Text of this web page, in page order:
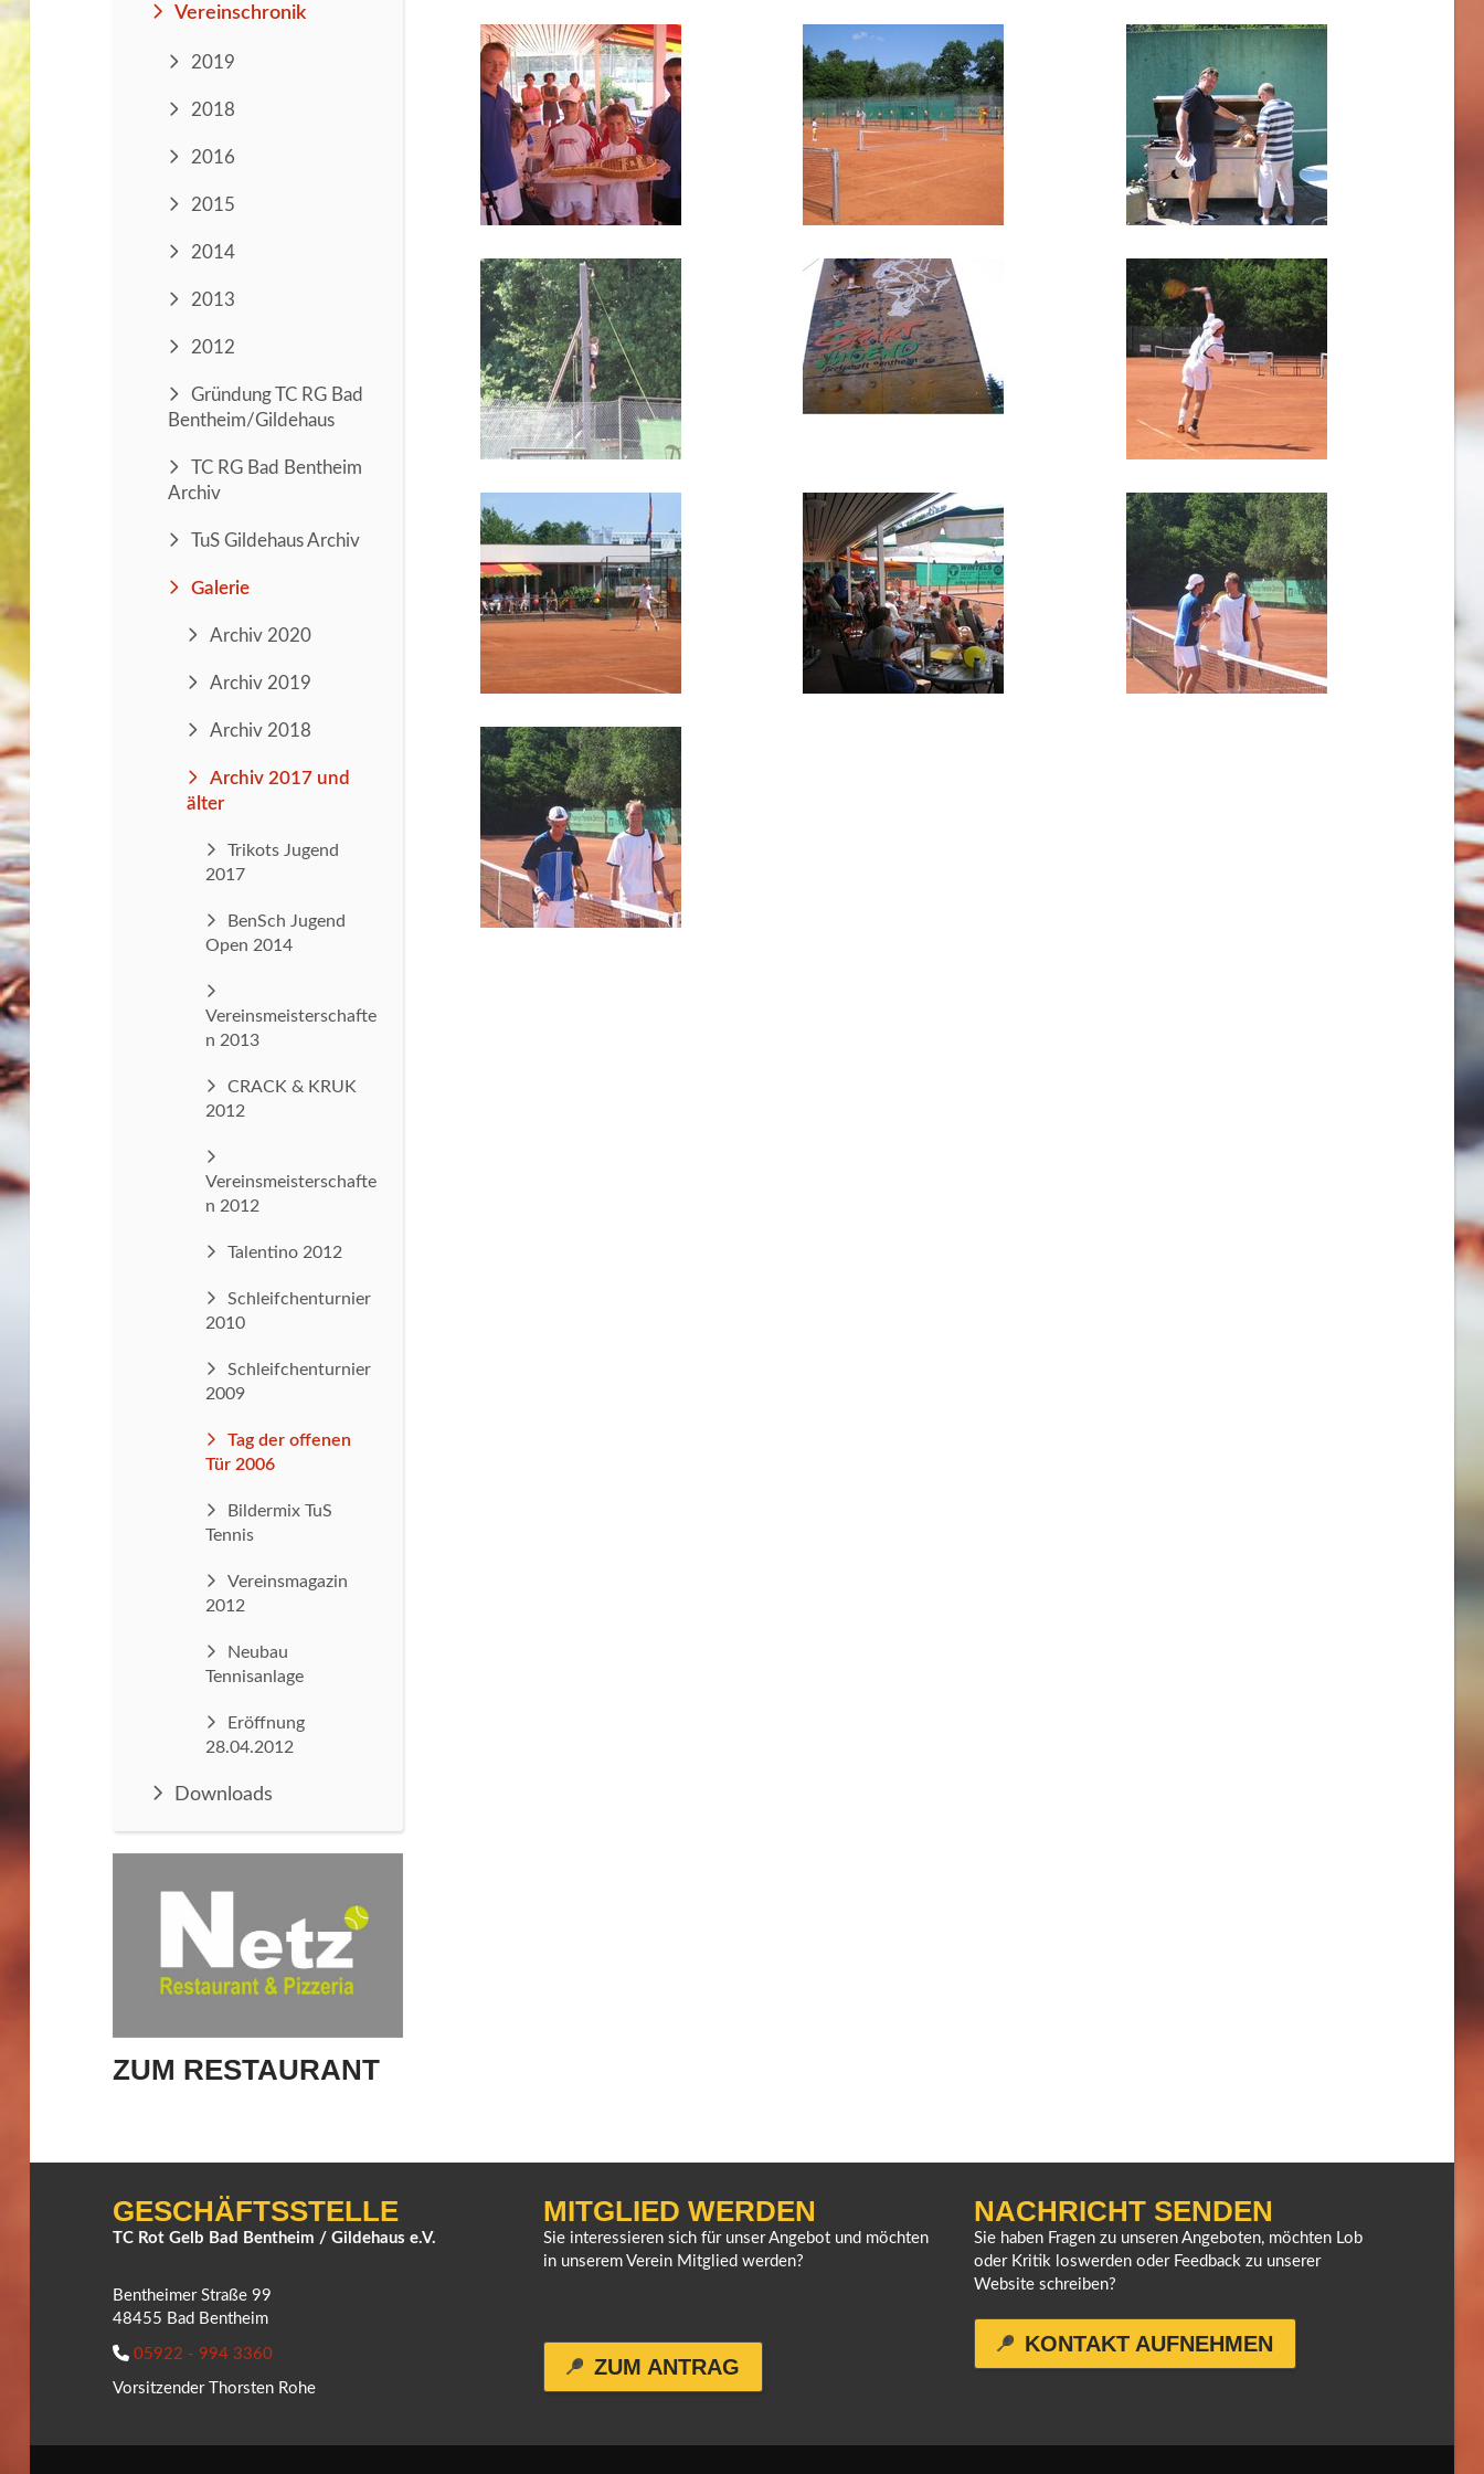
Vereinschronik
2019
2018
2016
2015
2014
2013
2012
Gründung TC RG Bad
Bentheim/Gildehaus
TC RG Bad Bentheim
Archiv
TuS Gildehaus Archiv
Galerie
Archiv 2020
Archiv 2019
Archiv 2018
Archiv 2017 und
älter
Trikots Jugend
2017
BenSch Jugend
Open 2014
Vereinsmeisterschafte
n 2013
CRACK & KRUK
2012
Vereinsmeisterschafte
n 2012
Talentino 2012
Schleifchenturnier
2010
Schleifchenturnier
2009
Tag der offenen
Tür 2006
Bildermix TuS
Tennis
Vereinsmagazin
2012
Neubau
Tennisanlage
Eröffnung
28.04.2012
Downloads
ZUM RESTAURANT
GESCHÄFTSSTELLE
TC Rot Gelb Bad Bentheim / Gildehaus e.V.
Bentheimer Straße 99
48455 Bad Bentheim
05922 - 994 3360
Vorsitzender Thorsten Rohe
MITGLIED WERDEN
Sie interessieren sich für unser Angebot und möchten
in unserem Verein Mitglied werden?
ZUM ANTRAG
NACHRICHT SENDEN
Sie haben Fragen zu unseren Angeboten, möchten Lob
oder Kritik loswerden oder Feedback zu unserer
Website schreiben?
KONTAKT AUFNEHMEN